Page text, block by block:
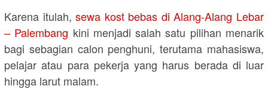
Karena itulah,sewa kost bebas di Alang-Alang Lebar
– Palembang kini menjadi salah satu pilihan menarik
bagi sebagian calon penghuni, terutama mahasiswa,
pelajar atau para pekerja yang harus berada di luar
hingga larut malam.